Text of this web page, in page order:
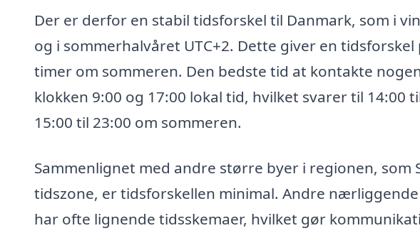
Der er derfor en stabil tidsforskel til Danmark, som i
og i sommerhalvåret UTC+2. Dette giver en
timer om sommeren. Den bedste tid at kontakte
klokken 9:00 og 17:00 lokal tid, hvilket svarer til 14:00
15:00 til 23:00 om sommeren.
Sammenlignet med andre større byer i regionen, som
tidszone, er tidsforskellen minimal. Andre
har ofte lignende tidsskemaer, hvilket gør